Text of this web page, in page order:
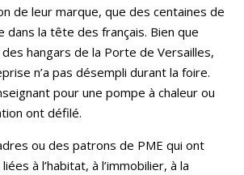
de leur marque, que des centaines de
dans la tête des français. Bien que
des hangars de la Porte de Versailles,
n’a pas désempli durant la foire.
pour une pompe à chaleur ou
ont défilé.
ou des patrons de PME qui ont
à l’habitat, à l’immobilier, à la